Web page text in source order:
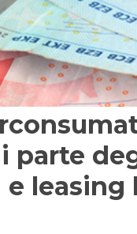
parte
leasing